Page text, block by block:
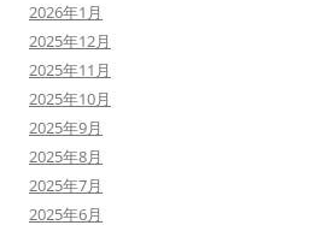
2026年1月
2025年12月
2025年11月
2025年10月
2025年9月
2025年8月
2025年7月
2025年6月